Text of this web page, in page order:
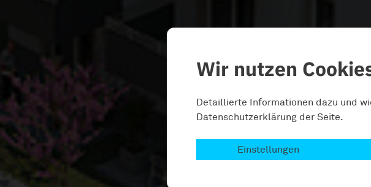
Wir nutzen
Detaillierte Informationen dazu und
Datenschutzerklärung der Seite.
Einstellungen